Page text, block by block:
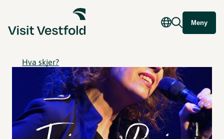
Meny
Hva skjer?